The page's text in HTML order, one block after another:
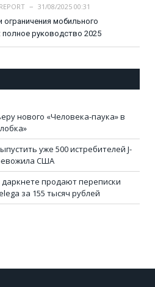
31/08/2025 00:31
ограничения мобильного
полное руководство 2025
нового «Человека-паука» в
уже 500 истребителей J-
США
даркнете продают переписки
за 155 тысяч рублей